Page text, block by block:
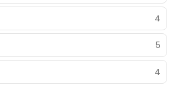
4
5
4